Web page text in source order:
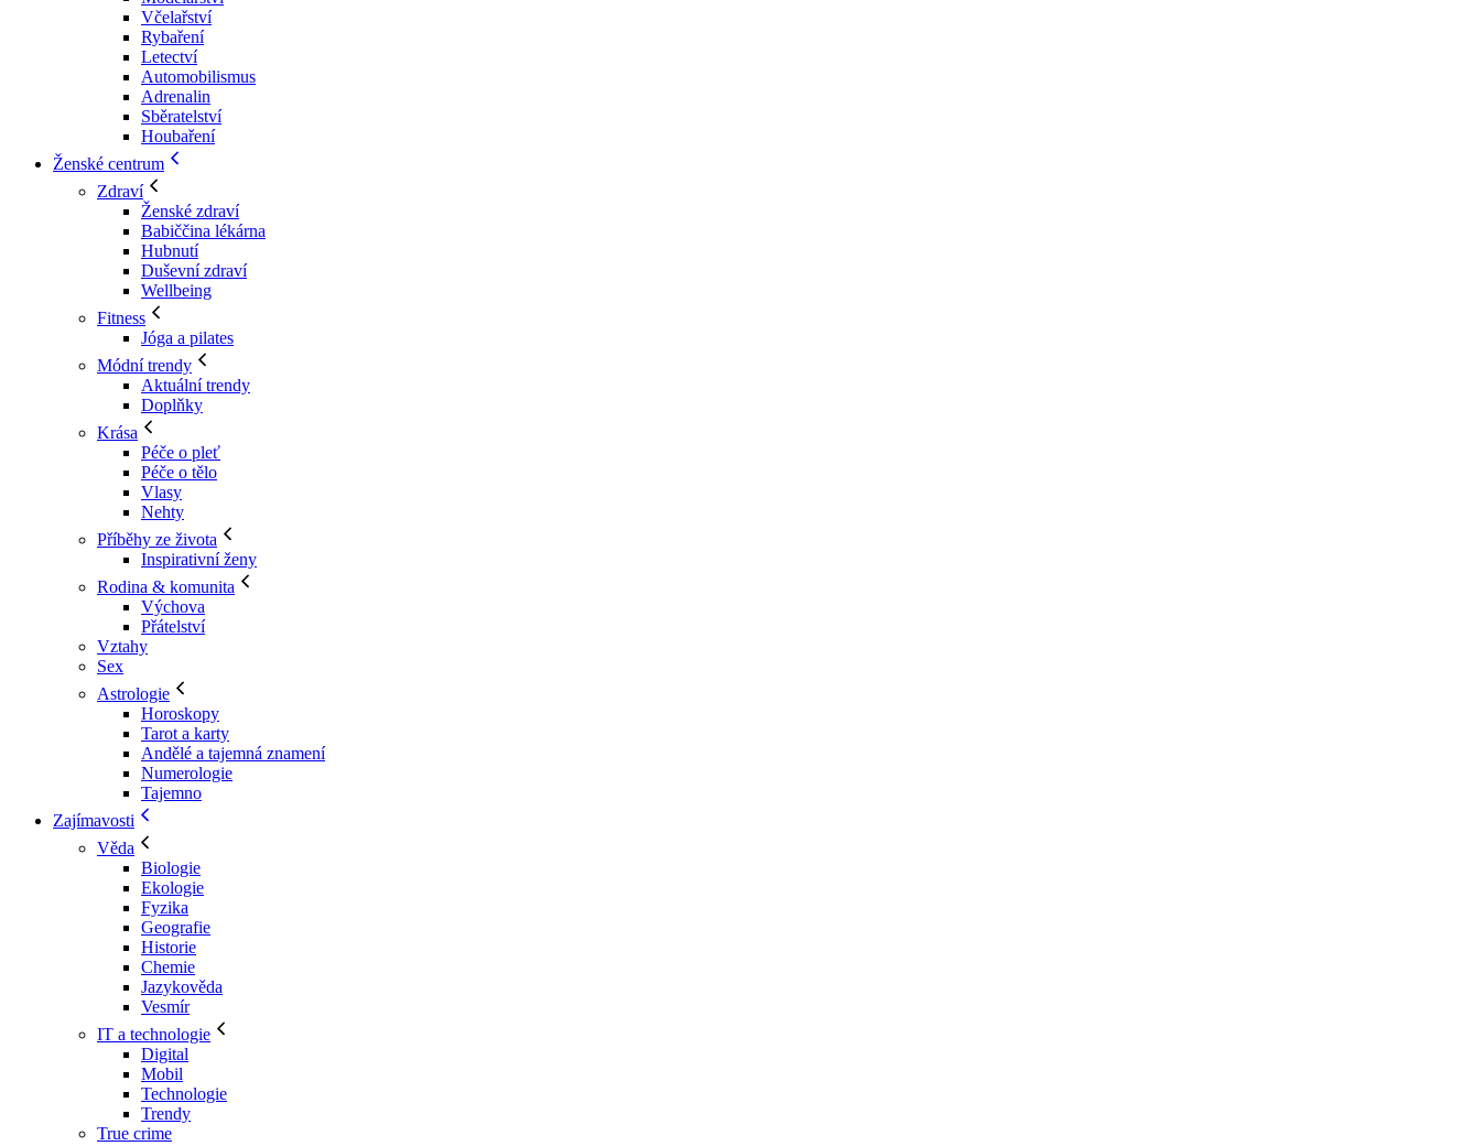
Včelařství
Rybaření
Letectví
Automobilismus
Adrenalin
Sběratelství
Houbaření
Ženské centrum
Zdraví
Ženské zdraví
Babiččina lékárna
Hubnutí
Duševní zdraví
Wellbeing
Fitness
Jóga a pilates
Módní trendy
Aktuální trendy
Doplňky
Krása
Péče o pleť
Péče o tělo
Vlasy
Nehty
Příběhy ze života
Inspirativní ženy
Rodina & komunita
Výchova
Přátelství
Vztahy
Sex
Astrologie
Horoskopy
Tarot a karty
Andělé a tajemná znamení
Numerologie
Tajemno
Zajímavosti
Věda
Biologie
Ekologie
Fyzika
Geografie
Historie
Chemie
Jazykověda
Vesmír
IT a technologie
Digital
Mobil
Technologie
Trendy
True crime